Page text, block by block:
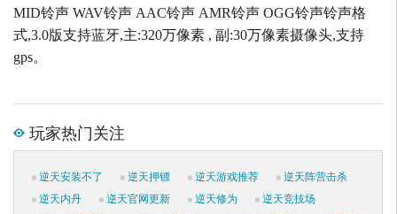
MID铃声 WAV铃声 AAC铃声 AMR铃声 OGG铃声铃声格
式,3.0版支持蓝牙,主:320万像素 , 副:30万像素摄像头,支持
gps。
玩家热门关注
逆天安装不了 逆天押镖 逆天游戏推荐
逆天阵营击杀
逆天内丹
逆天官网更新 逆天修为
逆天竞技场